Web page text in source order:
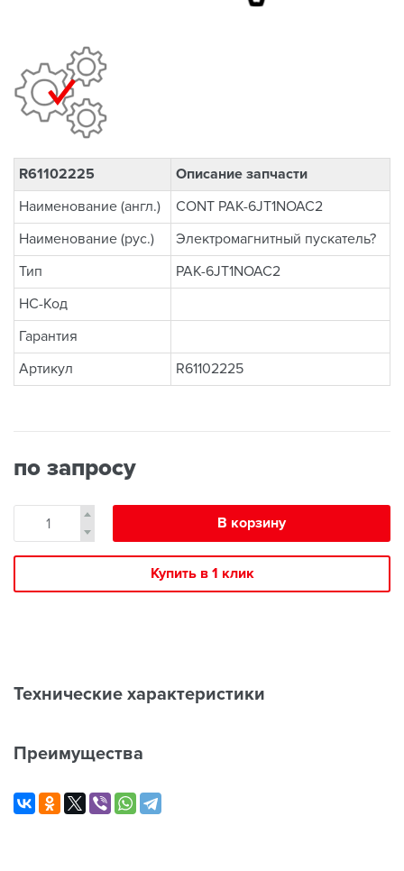
R61102225
Описание запчасти
Наименование (англ.)
CONT PAK-6JT1NOAC2
Наименование (рус.)
Электромагнитный пускатель?
Тип
PAK-6JT1NOAC2
НС-Код
Гарантия
Артикул
R61102225
по запросу
В корзину
Купить в 1 клик
Технические характеристики
Преимущества